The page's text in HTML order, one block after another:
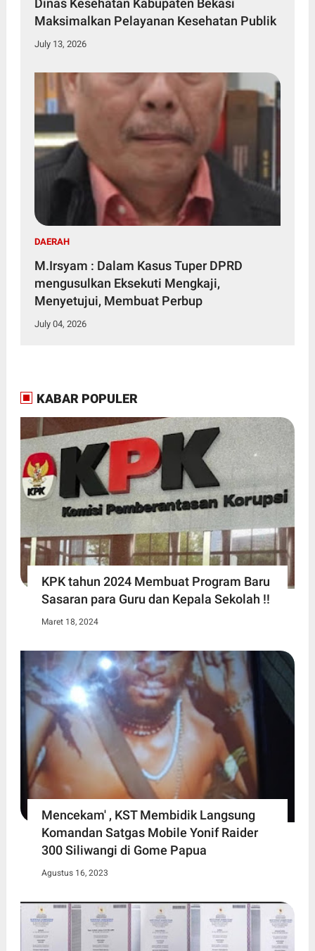
Maksimalkan Pelayanan Kesehatan Publik
July 13, 2026
DAERAH
M.Irsyam : Dalam Kasus Tuper DPRD
mengusulkan Eksekuti Mengkaji,
Menyetujui, Membuat Perbup
July 04, 2026
KABAR POPULER
KPK tahun 2024 Membuat Program Baru
Sasaran para Guru dan Kepala Sekolah !!
Maret 18, 2024
Mencekam' , KST Membidik Langsung
Komandan Satgas Mobile Yonif Raider
300 Siliwangi di Gome Papua
Agustus 16, 2023